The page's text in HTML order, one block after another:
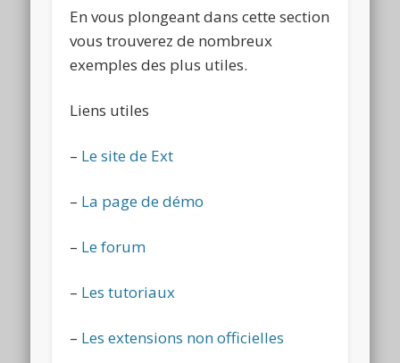
En vous plongeant dans cette section
vous trouverez de nombreux
exemples des plus utiles.
Liens utiles
– Le site de Ext
– La page de démo
– Le forum
– Les tutoriaux
– Les extensions non officielles